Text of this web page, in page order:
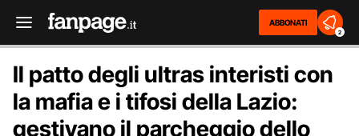
ABBONATI
2
Il patto degli ultras interisti con
la mafia e i tifosi della Lazio:
gestivano il parcheggio dello